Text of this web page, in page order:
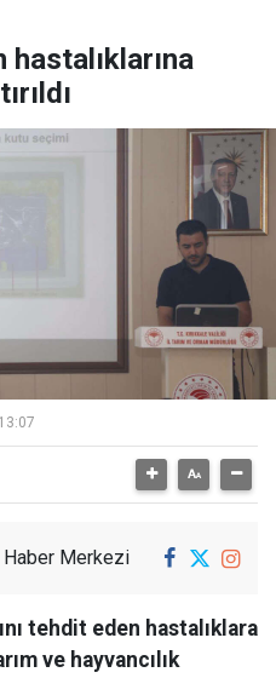
hastalıklarına
Haber Merkezi
tehdit eden hastalıklara
ve hayvancılık